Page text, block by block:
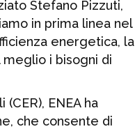
Stefano Pizzuti,
in prima linea nel
energetica, la
i bisogni di
ENEA ha
che consente di